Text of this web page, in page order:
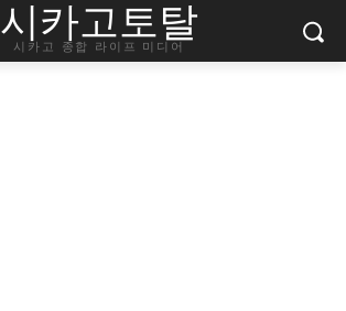
시카고토탈
시카고 종합 라이프 미디어